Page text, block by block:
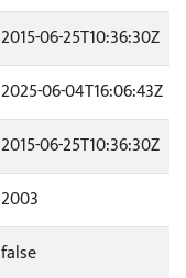
2015-06-25T10:36:30Z
2025-06-04T16:06:43Z
2015-06-25T10:36:30Z
2003
false